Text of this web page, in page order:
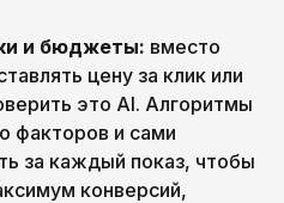
и бюджеты: вместо
цену за клик или
это AI. Алгоритмы
факторов и сами
за каждый показ, чтобы
конверсий,